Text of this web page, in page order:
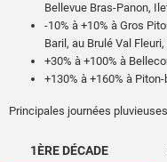
Bellevue Bras-Panon,
-10% à +10% à Gros
Baril, au Brulé Val
+30% à +100% à
+130% à +160% à
Principales journées
1ÈRE DÉCADE